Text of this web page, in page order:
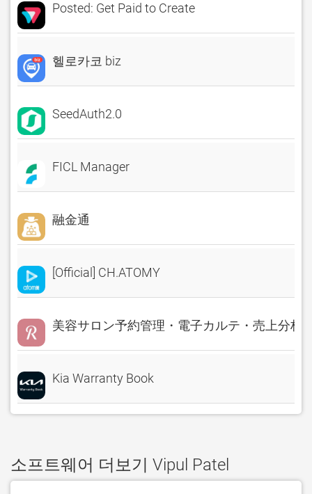
Posted: Get Paid to Create
헬로카코 biz
SeedAuth2.0
FICL Manager
融金通
[Official] CH.ATOMY
美容サロン予約管理・電子カルテ・売上分析
Kia Warranty Book
소프트웨어 더보기 Vipul Patel